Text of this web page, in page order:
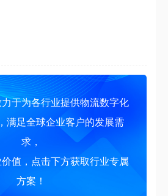
力于为各行业提供物流数字化
满足全球企业客户的发展需
求，
值，点击下方获取行业专属
方案！